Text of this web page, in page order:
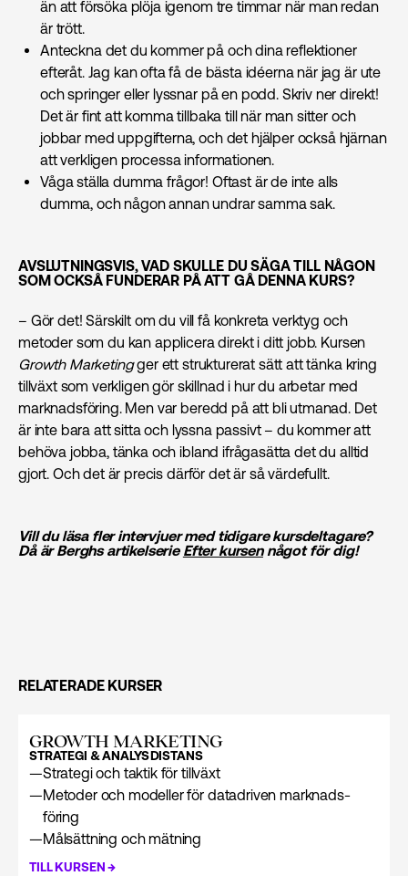
än att försöka plöja igenom tre timmar när man redan
är trött.
Anteckna det du kommer på och dina reflektioner
efteråt. Jag kan ofta få de bästa idéerna när jag är ute
och springer eller lyssnar på en podd. Skriv ner direkt!
Det är fint att komma tillbaka till när man sitter och
jobbar med uppgifterna, och det hjälper också hjärnan
att verkligen processa informationen.
Våga ställa dumma frågor! Oftast är de inte alls
dumma, och någon annan undrar samma sak.
AVSLUTNINGSVIS, VAD SKULLE DU SÄGA TILL NÅGON
SOM OCKSÅ FUNDERAR PÅ ATT GÅ DENNA KURS?
– Gör det! Särskilt om du vill få konkreta verktyg och
metoder som du kan applicera direkt i ditt jobb. Kursen
Growth Marketingger ett strukturerat sätt att tänka kring
tillväxt som verkligen gör skillnad i hur du arbetar med
marknads­föring. Men var beredd på att bli utmanad. Det
är inte bara att sitta och lyssna passivt – du kommer att
behöva jobba, tänka och ibland ifrågasätta det du alltid
gjort. Och det är precis därför det är så värdefullt.
Vill du läsa fler intervjuer med tidigare kursdeltagare?
Då är Berghs artikelserie Efter kursennågot för dig!
RELATERADE KURSER
GROWTH MARKETING
STRATEGI & ANALYSDISTANS
—Strategi och taktik för tillväxt
—Metoder och modeller för datadriven marknads­
föring
—Målsättning och mätning
TILL KURSEN→